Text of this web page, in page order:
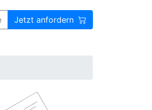
Jetzt anfordern